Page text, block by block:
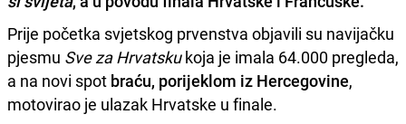
Prije početka svjetskog prvenstva objavili su navijačku
pjesmu Sve za Hrvatskukoja je imala 64.000 pregleda,
a na novi spot braću, porijeklom iz Hercegovine,
motovirao je ulazak Hrvatske u finale.